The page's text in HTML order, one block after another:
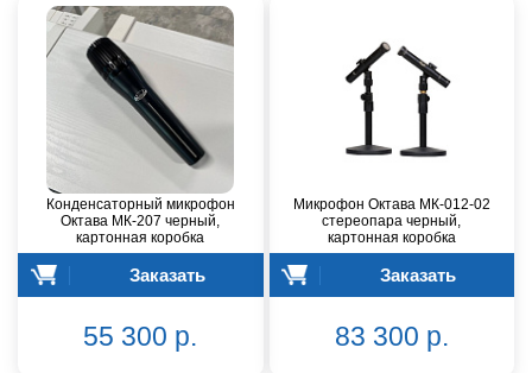
Конденсаторный микрофон
Октава МК-207 черный,
картонная коробка
Заказать
55 300 р.
Микрофон Октава МК-012-02
стереопара черный,
картонная коробка
Заказать
83 300 р.